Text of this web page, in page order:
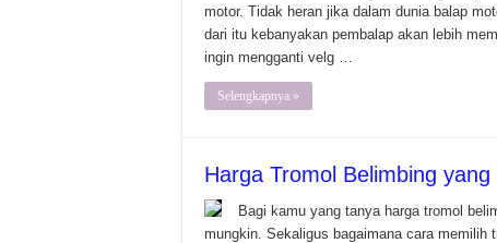
motor. Tidak heran jika dalam dunia balap
dari itu kebanyakan pembalap akan lebih
ingin mengganti velg …
Selengkapnya »
Harga Tromol Belimbing
Bagi kamu yang tanya harga tromol
mungkin. Sekaligus bagaimana cara memilih